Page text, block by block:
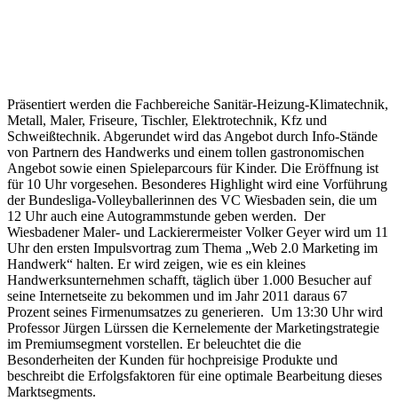
Präsentiert werden die Fachbereiche Sanitär-Heizung-Klimatechnik,
Metall, Maler, Friseure, Tischler, Elektrotechnik, Kfz und
Schweißtechnik. Abgerundet wird das Angebot durch Info-Stände
von Partnern des Handwerks und einem tollen gastronomischen
Angebot sowie einen Spieleparcours für Kinder. Die Eröffnung ist
für 10 Uhr vorgesehen. Besonderes Highlight wird eine Vorführung
der Bundesliga-Volleyballerinnen des VC Wiesbaden sein, die um
12 Uhr auch eine Autogrammstunde geben werden. Der
Wiesbadener Maler- und Lackierermeister Volker Geyer wird um 11
Uhr den ersten Impulsvortrag zum Thema „Web 2.0 Marketing im
Handwerk“ halten. Er wird zeigen, wie es ein kleines
Handwerksunternehmen schafft, täglich über 1.000 Besucher auf
seine Internetseite zu bekommen und im Jahr 2011 daraus 67
Prozent seines Firmenumsatzes zu generieren. Um 13:30 Uhr wird
Professor Jürgen Lürssen die Kernelemente der Marketingstrategie
im Premiumsegment vorstellen. Er beleuchtet die die
Besonderheiten der Kunden für hochpreisige Produkte und
beschreibt die Erfolgsfaktoren für eine optimale Bearbeitung dieses
Marktsegments.